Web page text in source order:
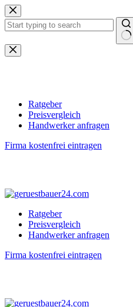
Zum
Inhalt
springen
Keine
Ergebnisse
Ratgeber
Preisvergleich
Handwerker anfragen
Firma kostenfrei eintragen
Ratgeber
Preisvergleich
Handwerker anfragen
Firma kostenfrei eintragen